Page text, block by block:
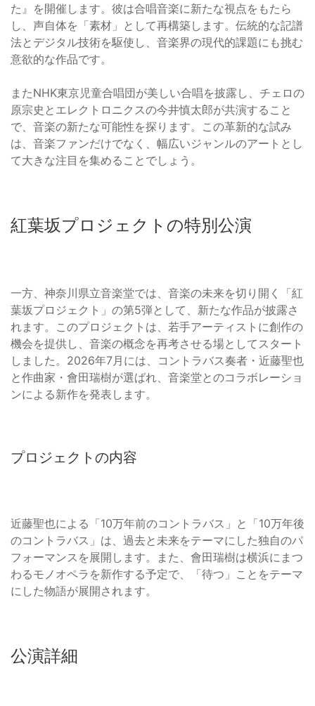
た』を開催します。彼は合唱音楽に新たな視点をもたら
し、声自体を「素材」として再構築します。伝統的な記譜
法とデジタル技術を駆使し、音楽界の現代的課題にも挑む
意欲的な作品です。
またNHK東京児童合唱団が美しい合唱を披露し、チェロの
原宗史とエレクトロニクスの今井慎太郎が共演すること
で、音楽の新たな可能性を探ります。この革新的な試み
は、音楽ファンだけでなく、幅広いジャンルのアートとし
て大きな注目を集めることでしょう。
紅葉坂プロジェクトの特別公演
一方、神奈川県立音楽堂では、音楽の未来を切り開く「紅
葉坂プロジェクト」の第5弾として、新たな作品が披露さ
れます。このプロジェクトは、若手アーティストに創作の
機会を提供し、音楽の概念を再考させる場としてスタート
しました。2026年7月には、コントラバス奏者・近藤聖也
と作曲家・會田瑞樹が選ばれ、音楽堂とのコラボレーショ
ンによる新作を発表します。
プロジェクトの内容
近藤聖也による「10万年前のコントラバス」と「10万年後
のコントラバス」は、過去と未来をテーマにした独自のパ
フォーマンスを展開します。また、會田瑞樹は横浜にまつ
わるモノオペラを新作する予定で、「待つ」ことをテーマ
にした物語が展開されます。
公演詳細